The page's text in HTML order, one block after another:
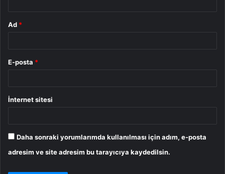
Ad *
E-posta *
İnternet sitesi
Daha sonraki yorumlarımda kullanılması için adım, e-posta
adresim ve site adresim bu tarayıcıya kaydedilsin.